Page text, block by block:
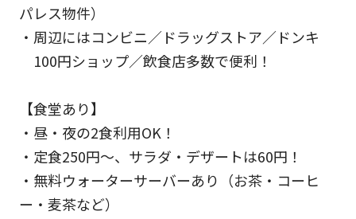
パレス物件）
・周辺にはコンビニ／ドラッグストア／ドンキ
100円ショップ／飲食店多数で便利！
【食堂あり】
・昼・夜の2食利用OK！
・定食250円～、サラダ・デザートは60円！
・無料ウォーターサーバーあり（お茶・コーヒ
ー・麦茶など）